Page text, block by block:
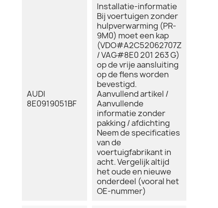
AUDI
8E0919051BF
Installatie-informatie
Bij voertuigen zonder
hulpverwarming (PR-
9M0) moet een kap
(VDO#A2C52062707Z
/ VAG#8E0 201 263 G)
op de vrije aansluiting
op de flens worden
bevestigd.
Aanvullend artikel /
Aanvullende
informatie zonder
pakking / afdichting
Neem de specificaties
van de
voertuigfabrikant in
acht. Vergelijk altijd
het oude en nieuwe
onderdeel (vooral het
OE-nummer)